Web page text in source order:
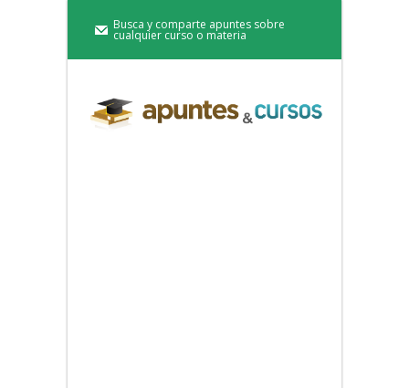
Busca y comparte apuntes sobre
cualquier curso o materia